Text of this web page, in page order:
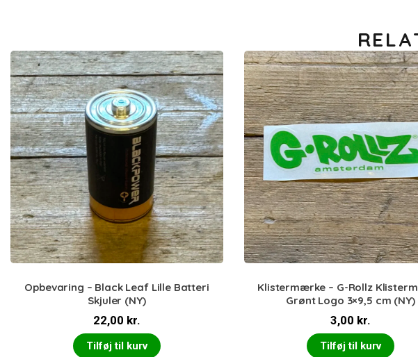
Opbevaring – Black Leaf Lille Batteri
Skjuler (NY)
22,00 kr.
Tilføj til kurv
Klistermærke – G-Rollz
Grønt Logo 3×9,5 cm (NY)
3,00 kr.
Tilføj til kurv